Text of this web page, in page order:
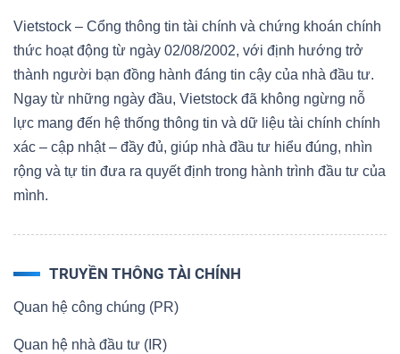
Vietstock – Cổng thông tin tài chính và chứng khoán chính
thức hoạt động từ ngày 02/08/2002, với định hướng trở
thành người bạn đồng hành đáng tin cậy của nhà đầu tư.
Ngay từ những ngày đầu, Vietstock đã không ngừng nỗ
lực mang đến hệ thống thông tin và dữ liệu tài chính chính
xác – cập nhật – đầy đủ, giúp nhà đầu tư hiểu đúng, nhìn
rộng và tự tin đưa ra quyết định trong hành trình đầu tư của
mình.
TRUYỀN THÔNG TÀI CHÍNH
Quan hệ công chúng (PR)
Quan hệ nhà đầu tư (IR)